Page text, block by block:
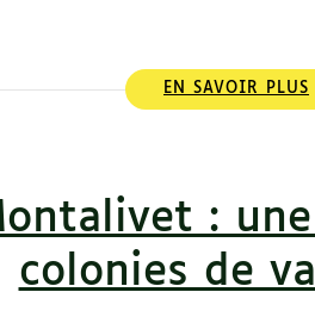
EN SAVOIR PLUS
:
colonies de